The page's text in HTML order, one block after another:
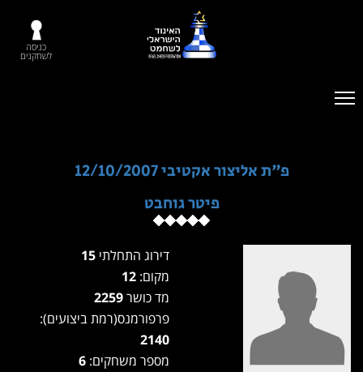
כניסה
לשחקנים
פ"ת אליצור אקטיבי 12/10/2007
פיטר גוחבט
דירוג התחלתי
מקום:
מד כושר
פרפורמנס(רמת ביצועים):
2140
מספר משחקים: